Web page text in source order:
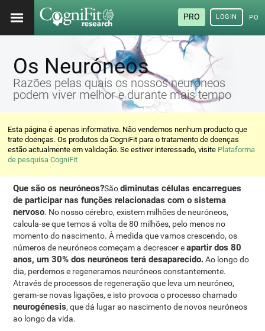
PRO LOGIN
Os Neuróneos
Razões pelas quais os nossos neuróneos
podem viver melhor e durante mais tempo
Esta página é apenas informativa. Não vendemos nenhum producto que
trate doenças. Os produtos da CogniFit para o tratamento de doenças
estão actualmente em validação. Se estiver interessado, visite Plataforma
de pesquisa CogniFit
Que são os neuróneos?Sãodiminutas células encarregues
de participar nas funções relacionadas com o sistema
nervoso. No nosso cérebro, existem milhões de neuróneos,
calcula-se que temos á volta de 80 milhões, pelo menos no
momento do nascimento. À medida que vamos crescendo, os
números de neuróneos começam a decrescer eapartir dos 80
anos, um 30% dos neuróneos terá desaparecido.Ao longo do
dia, perdemos e regeneramos neuróneos constantemente.
Através de processos de regeneração que leva um neuróneo,
geram-se novas ligações, e isto provoca o processo chamado
neurogénesis, que dá lugar ao nascimento de novos neuróneos
ao longo da vida.